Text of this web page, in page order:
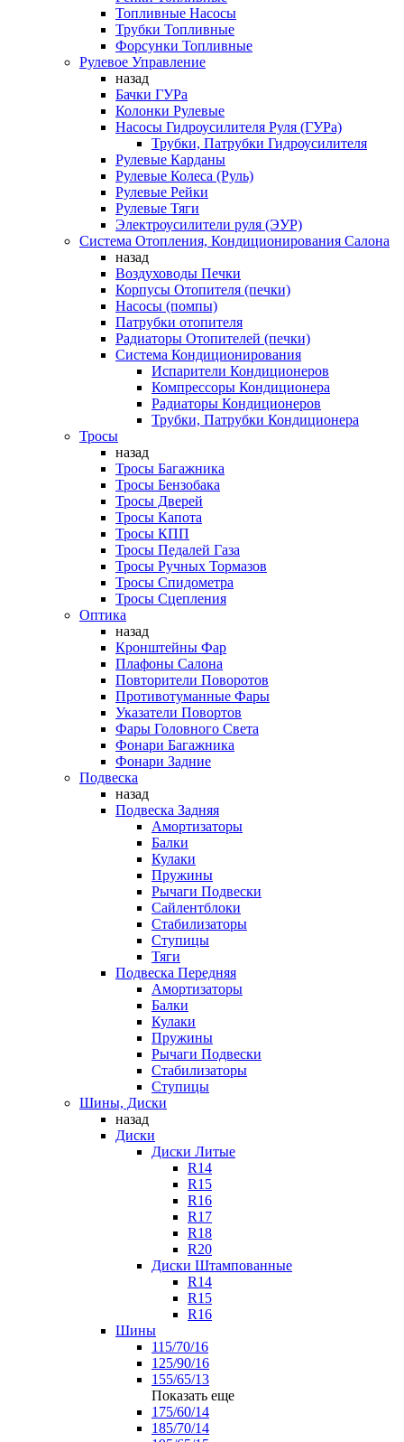
Топливные Насосы
Трубки Топливные
Форсунки Топливные
Рулевое Управление
назад
Бачки ГУРа
Колонки Рулевые
Насосы Гидроусилителя Руля (ГУРа)
Трубки, Патрубки Гидроусилителя
Рулевые Карданы
Рулевые Колеса (Руль)
Рулевые Рейки
Рулевые Тяги
Электроусилители руля (ЭУР)
Система Отопления, Кондиционирования Салона
назад
Воздуховоды Печки
Корпусы Отопителя (печки)
Насосы (помпы)
Патрубки отопителя
Радиаторы Отопителей (печки)
Система Кондиционирования
Испарители Кондиционеров
Компрессоры Кондиционера
Радиаторы Кондиционеров
Трубки, Патрубки Кондиционера
Тросы
назад
Тросы Багажника
Тросы Бензобака
Тросы Дверей
Тросы Капота
Тросы КПП
Тросы Педалей Газа
Тросы Ручных Тормазов
Тросы Спидометра
Тросы Сцепления
Оптика
назад
Кронштейны Фар
Плафоны Салона
Повторители Поворотов
Противотуманные Фары
Указатели Повортов
Фары Головного Света
Фонари Багажника
Фонари Задние
Подвеска
назад
Подвеска Задняя
Амортизаторы
Балки
Кулаки
Пружины
Рычаги Подвески
Сайлентблоки
Стабилизаторы
Ступицы
Тяги
Подвеска Передняя
Амортизаторы
Балки
Кулаки
Пружины
Рычаги Подвески
Стабилизаторы
Ступицы
Шины, Диски
назад
Диски
Диски Литые
R14
R15
R16
R17
R18
R20
Диски Штампованные
R14
R15
R16
Шины
115/70/16
125/90/16
155/65/13
Показать еще
175/60/14
185/70/14